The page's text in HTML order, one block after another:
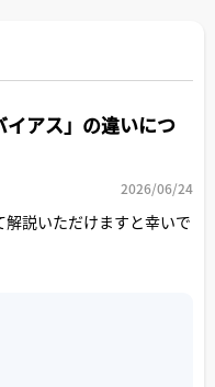
アス」の違いにつ
2026/06/24
説いただけますと幸いで